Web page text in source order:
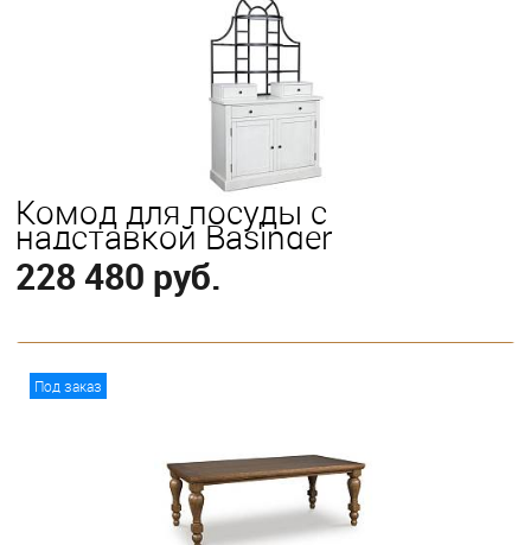
Комод для посуды с
надставкой Basinger
228 480 руб.
Под заказ